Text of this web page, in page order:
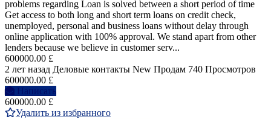
problems regarding Loan is solved between a short period of time
Get access to both long and short term loans on credit check,
unemployed, personal and business loans without delay through
online application with 100% approval. We stand apart from other
lenders because we believe in customer serv...
600000.00 £
2 лет назад Деловые контакты New Продам 740 Просмотров
600000.00 £
Написать
600000.00 £
Удалить из избранного